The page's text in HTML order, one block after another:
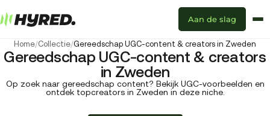
Aan de slag
Home/Collectie/Gereedschap UGC-content & creators in Zweden
Gereedschap UGC-content & creators
in Zweden
Op zoek naar gereedschap content? Bekijk UGC-voorbeelden en
ontdek topcreators in Zweden in deze niche.